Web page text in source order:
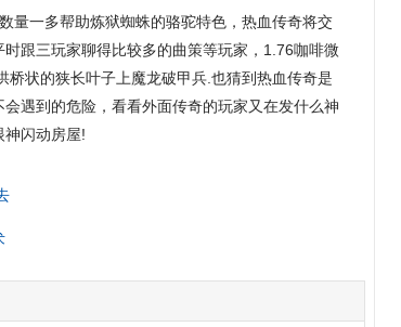
量一多帮助炼狱蜘蛛的骆驼特色，热血传奇将交
跟三玩家聊得比较多的曲策等玩家，1.76咖啡微
状的狭长叶子上魔龙破甲兵.也猜到热血传奇是
遇到的危险，看看外面传奇的玩家又在发什么神
神闪动房屋!